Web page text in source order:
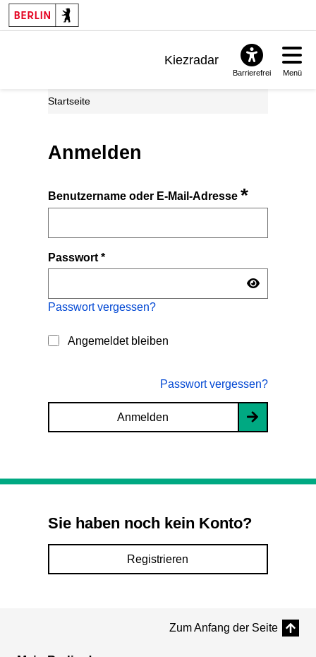
Kiezradar
Barrierefrei Menü
Startseite
Anmelden
Benutzername oder E-Mail-Adresse*
Passwort*
Passwort vergessen?
Angemeldet bleiben
Passwort vergessen?
Anmelden
Sie haben noch kein Konto?
Registrieren
Zum Anfang der Seite